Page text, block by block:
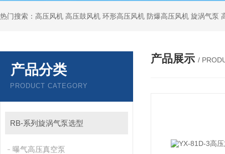
热门搜索：高压风机 高压鼓风机 环形高压风机 防爆高压风机 旋涡气泵
产品分类
PRODUCT CATEGORY
RB-系列旋涡气泵选型
曝气高压真空泵
产品展示 /